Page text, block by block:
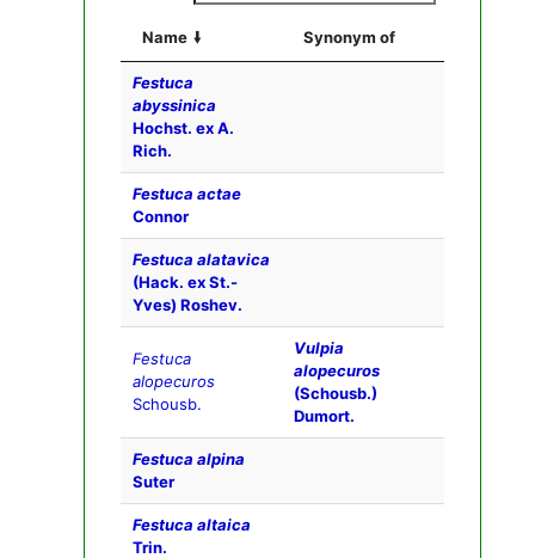
Name Synonym of
Festuca
abyssinica
Hochst. ex A.
Rich.
Festuca actae
Connor
Festuca alatavica
(Hack. ex St.-
Yves) Roshev.
Festuca
alopecuros
Schousb.
Vulpia
alopecuros
(Schousb.)
Dumort.
Festuca alpina
Suter
Festuca altaica
Trin.